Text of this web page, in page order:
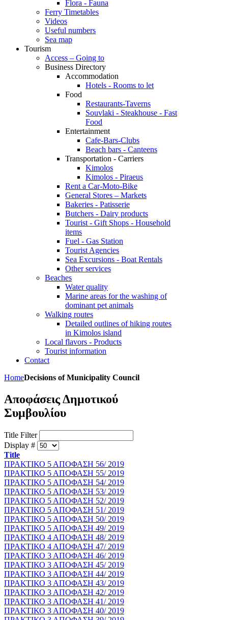
Flora - Fauna
Ferry Timetables
Videos
Useful numbers
Sea map
Tourism
Access – Going to
Business Directory
Accommodation
Hotels - Rooms to let
Food
Restaurants-Taverns
Souvlaki - Steakhouse - Fast
Food
Entertainment
Cafe-Bars-Clubs
Beach bars - Canteens
Transportation - Carriers
Kimolos
Kimolos - Piraeus
Rent a Car-Moto-Bike
General Stores – Markets
Bakeries - Patisserie
Butchers - Dairy products
Tourist - Gift Shops - Household
items
Fuel - Gas Station
Tourist Agencies
Sea Excursions - Boat Rentals
Other services
Beaches
Water quality
Marine areas for the washing of
dominant pet animals
Walking routes
Detailed outlines of hiking routes
in Kimolos island
Local flavors - Products
Tourist information
Contact
HomeDecisions of Municipality Council
Αποφάσεις Δημοτικού
Συμβουλίου
Title Filter
Display #
Title
ΠΡΑΚΤΙΚΟ 5 ΑΠΟΦΑΣΗ 56/ 2019
ΠΡΑΚΤΙΚΟ 5 ΑΠΟΦΑΣΗ 55/ 2019
ΠΡΑΚΤΙΚΟ 5 ΑΠΟΦΑΣΗ 54/ 2019
ΠΡΑΚΤΙΚΟ 5 ΑΠΟΦΑΣΗ 53/ 2019
ΠΡΑΚΤΙΚΟ 5 ΑΠΟΦΑΣΗ 52/ 2019
ΠΡΑΚΤΙΚΟ 5 ΑΠΟΦΑΣΗ 51/ 2019
ΠΡΑΚΤΙΚΟ 5 ΑΠΟΦΑΣΗ 50/ 2019
ΠΡΑΚΤΙΚΟ 5 ΑΠΟΦΑΣΗ 49/ 2019
ΠΡΑΚΤΙΚΟ 4 ΑΠΟΦΑΣΗ 48/ 2019
ΠΡΑΚΤΙΚΟ 4 ΑΠΟΦΑΣΗ 47/ 2019
ΠΡΑΚΤΙΚΟ 3 ΑΠΟΦΑΣΗ 46/ 2019
ΠΡΑΚΤΙΚΟ 3 ΑΠΟΦΑΣΗ 45/ 2019
ΠΡΑΚΤΙΚΟ 3 ΑΠΟΦΑΣΗ 44/ 2019
ΠΡΑΚΤΙΚΟ 3 ΑΠΟΦΑΣΗ 43/ 2019
ΠΡΑΚΤΙΚΟ 3 ΑΠΟΦΑΣΗ 42/ 2019
ΠΡΑΚΤΙΚΟ 3 ΑΠΟΦΑΣΗ 41/ 2019
ΠΡΑΚΤΙΚΟ 3 ΑΠΟΦΑΣΗ 40/ 2019